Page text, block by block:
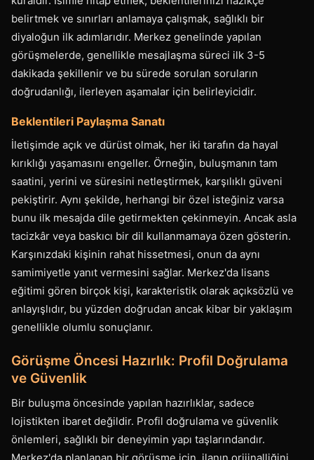
belirtmek ve sınırları anlamaya çalışmak, sağlıklı bir
diyaloğun ilk adımlarıdır. Merkez genelinde yapılan
görüşmelerde, genellikle mesajlaşma süreci ilk 3-5
dakikada şekillenir ve bu sürede sorulan soruların
doğrudanlığı, ilerleyen aşamalar için belirleyicidir.
Beklentileri Paylaşma Sanatı
İletişimde açık ve dürüst olmak, her iki tarafın da hayal
kırıklığı yaşamasını engeller. Örneğin, buluşmanın tam
saatini, yerini ve süresini netleştirmek, karşılıklı güveni
pekiştirir. Aynı şekilde, herhangi bir özel isteğiniz varsa
bunu ilk mesajda dile getirmekten çekinmeyin. Ancak asla
tacizkâr veya baskıcı bir dil kullanmamaya özen gösterin.
Karşınızdaki kişinin rahat hissetmesi, onun da aynı
samimiyetle yanıt vermesini sağlar. Merkez'da lisans
eğitimi gören birçok kişi, karakteristik olarak açıksözlü ve
anlayışlıdır, bu yüzden doğrudan ancak kibar bir yaklaşım
genellikle olumlu sonuçlanır.
Görüşme Öncesi Hazırlık: Profil Doğrulama
ve Güvenlik
Bir buluşma öncesinde yapılan hazırlıklar, sadece
lojistikten ibaret değildir. Profil doğrulama ve güvenlik
önlemleri, sağlıklı bir deneyimin yapı taşlarındandır.